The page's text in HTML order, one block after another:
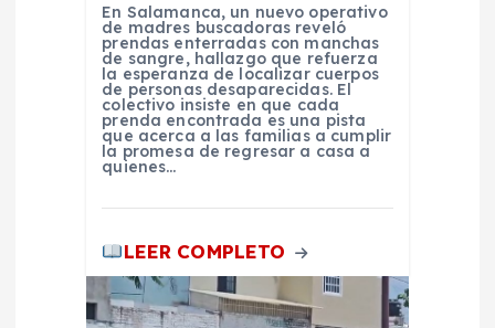
En Salamanca, un nuevo operativo
de madres buscadoras reveló
prendas enterradas con manchas
de sangre, hallazgo que refuerza
la esperanza de localizar cuerpos
de personas desaparecidas. El
colectivo insiste en que cada
prenda encontrada es una pista
que acerca a las familias a cumplir
la promesa de regresar a casa a
quienes…
LEER COMPLETO